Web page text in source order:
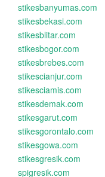
stikesbanyumas.com
stikesbekasi.com
stikesblitar.com
stikesbogor.com
stikesbrebes.com
stikescianjur.com
stikesciamis.com
stikesdemak.com
stikesgarut.com
stikesgorontalo.com
stikesgowa.com
stikesgresik.com
spigresik.com